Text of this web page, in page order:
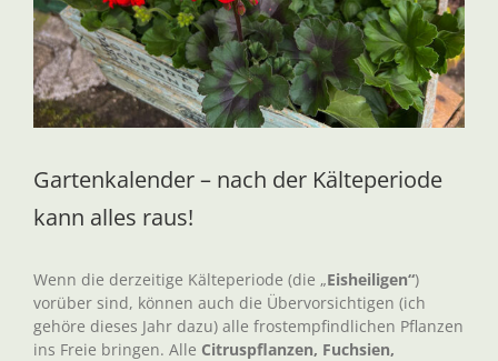
Gartenkalender – nach der Kälteperiode
kann alles raus!
Wenn die derzeitige Kälteperiode (die „Eisheiligen“)
vorüber sind, können auch die Übervorsichtigen (ich
gehöre dieses Jahr dazu) alle frostempfindlichen Pflanzen
ins Freie bringen. Alle Citruspflanzen, Fuchsien,